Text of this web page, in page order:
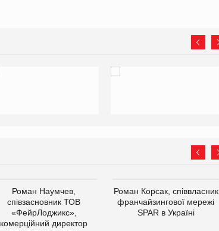
Роман Наумчев,
співзасновник ТОВ
«ФейрЛоджикс»,
комерційний директор
Роман Корсак, співвласник
франчайзингової мережі
SPAR в Україні